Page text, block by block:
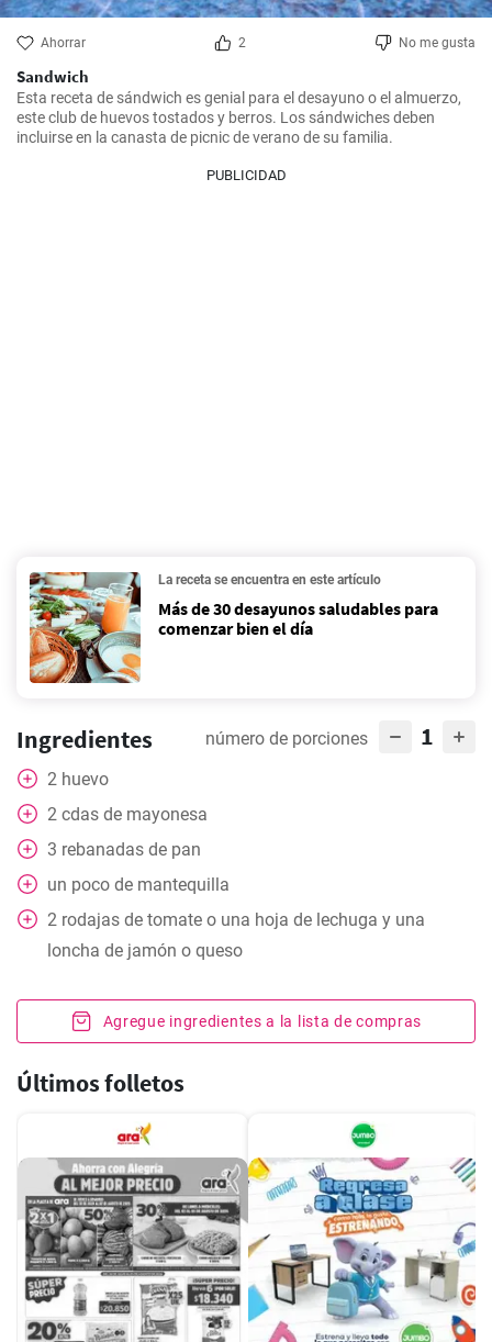
Ahorrar 2 No me gusta
Sandwich
Esta receta de sándwich es genial para el desayuno o el almuerzo,
este club de huevos tostados y berros. Los sándwiches deben
incluirse en la canasta de picnic de verano de su familia.
PUBLICIDAD
La receta se encuentra en este artículo
Más de 30 desayunos saludables para
comenzar bien el día
Ingredientes número de porciones 1
2 huevo
2 cdas de mayonesa
3 rebanadas de pan
un poco de mantequilla
2 rodajas de tomate o una hoja de lechuga y una
loncha de jamón o queso
Agregue ingredientes a la lista de compras
Últimos folletos